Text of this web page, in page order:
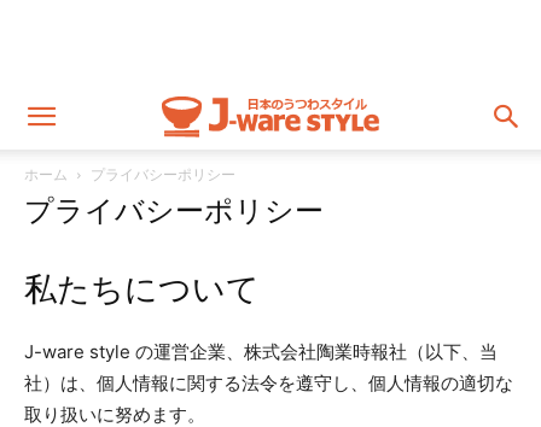
ホーム プライバシーポリシー
プライバシーポリシー
私たちについて
J-ware style の運営企業、株式会社陶業時報社（以下、当
社）は、個人情報に関する法令を遵守し、個人情報の適切な
取り扱いに努めます。